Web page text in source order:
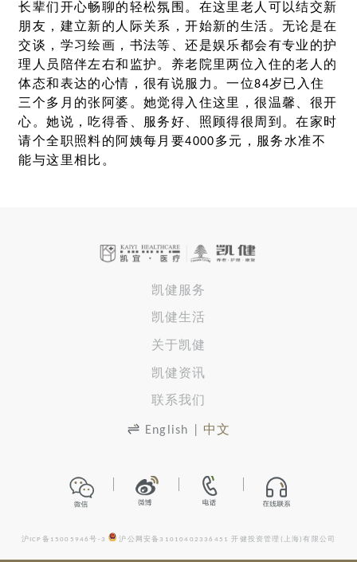
长辈们开心畅聊的轻松氛围。在这里老人可以结交新
朋友，建立新的人际关系，开始新的生活。无论是在
交谈，学习绘画，书法等、还是娱乐都会有专业的护
理人员陪伴左右和监护。养老院里两位入住的老人的
体态和表达的心情，很有说服力。一位84岁已入住
三个多月的张阿婆。她觉得入住这里，很温馨、很开
心。她说，吃得香、服务好、照顾得很周到。在家时
请个全职照料的阿姨每月要4000多元，服务水准不
能与这里相比。
沪ICP备15005946号-3 沪公网安备31010402336451 开健投资管理(上海)有限公司
凯健服务
凯健生活
关于凯健
凯健资讯
联系我们
English 中文